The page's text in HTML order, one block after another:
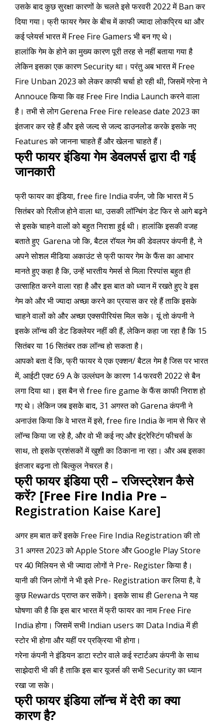
उसके बाद कुछ सुरक्षा कारणों के चलते इसे फरवरी 2022 में Ban कर
दिया गया। फ्री फायर गेमर के बीच में काफी ज्यादा लोकप्रिय था और
कई प्लेयर्स भारत में Free Fire Gamers भी बन गए थे।
हालांकि गेम के होने का मुख्य कारण पूरी तरह से नहीं बताया गया है
लेकिन इसका एक कारण Security था। परंतु अब भारत में Free
Fire Unban 2023 को लेकर काफी चर्चा हो रही थी, जिसमें गरेना ने
Annouce किया कि वह Free Fire India Launch करने वाला
है। तभी से लोग Gerena Free Fire release date 2023 का
इंतजार कर रहे हैं और इसे जल्द से जल्द डाउनलोड करके इसके नए
Features को जानना चाहते हैं और खेलना चाहते हैं।
फ्री फायर इंडिया गेम डेवलपर्स द्वारा दी गई
जानकारी
फ्री फायर का इंडिया, free fire India वर्जन, जो कि भारत में 5
सितंबर को रिलीज होने वाला था, उसकी लॉन्चिंग डेट फिर से आगे बढ़ने
से इसके चाहने वालों को बहुत निराशा हुई थी। हालांकि इसकी वजह
बताते हुए Garena जो कि, बैटल रॉयल गेम की डेवलपर कंपनी है, ने
अपने सोशल मीडिया अकाउंट से फ्री फायर गेम के फैंस का आभार
मानते हुए कहा है कि, उन्हें भारतीय गेमर्स से मिला रिस्पांस बहुत ही
उत्साहित करने वाला रहा है और इस बात को ध्यान में रखते हुए वे इस
गेम को और भी ज्यादा अच्छा करने का प्रयास कर रहे हैं ताकि इसके
चाहने वालों को और अच्छा एक्सपीरियंस मिल सके। यूं तो कंपनी ने
इसके लॉन्च की डेट डिक्लेयर नहीं की हैं, लेकिन कहा जा रहा है कि 15
सितंबर या 16 सितंबर तक लॉन्च हो सकता है।
आपको बता दें कि, फ्री फायर ये एक एक्शन/ बैटल गेम है जिस पर भारत
में, आईटी एक्ट 69 A के उल्लंघन के कारण 14 फरवरी 2022 से बैन
लगा दिया था। इस बैन से free fire game के फैंस काफी निराश हो
गए थे। लेकिन जब इसके बाद, 31 अगस्त को Garena कंपनी ने
अनाउंस किया कि वे भारत में इसे, free fire India के नाम से फिर से
लॉन्च किया जा रहे है, और वो भी कई नए और इंट्रेस्टिंग फीचर्स के
साथ, तो इसके प्रशंसकों में खुशी का ठिकाना ना रहा। और अब इसका
इंतजार बढ़ना तो बिल्कुल नेचरल है।
फ्री फायर इंडिया प्री – रजिस्ट्रेशन कैसे
करें? [Free Fire India Pre –
Registration Kaise Kare]
अगर हम बात करें इसके Free Fire India Registration की तो
31 अगस्त 2023 को Apple Store और Google Play Store
पर 40 मिलियन से भी ज्यादा लोगों ने Pre- Register किया है।
यानी की जिन लोगों ने भी इसे Pre- Registration कर लिया है, वे
कुछ Rewards प्राप्त कर सकेंगे। इसके साथ ही Gerena ने यह
घोषणा की है कि इस बार भारत में फ्री फायर का नाम Free Fire
India होगा। जिसमें सभी Indian users का Data India में ही
स्टोर भी होगा और यहीं पर प्रक्रिया भी होगा।
गरेना कंपनी ने इंडियन डाटा स्टोर वाले कई स्टार्टअप कंपनी के साथ
साझेदारी भी की है ताकि इस बार यूजर्स की सभी Security का ध्यान
रखा जा सके।
फ्री फायर इंडिया लॉन्च में देरी का क्या
कारण है?